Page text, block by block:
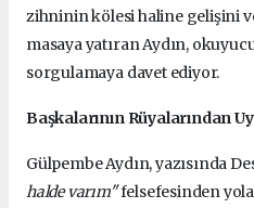
zihninin kölesi haline gelişini
masaya yatıran Aydın,
sorgulamaya davet ediyor.
Başkalarının Rüyalarından
Gülpembe Aydın, yazısında
halde varım"felsefesinden